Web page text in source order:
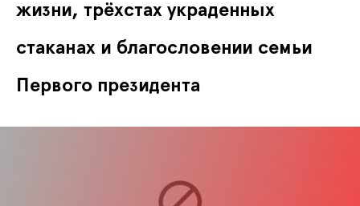
жизни, трёхстах украденных
стаканах и благословении семьи
Первого президента